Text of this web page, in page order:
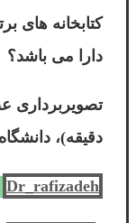
کتابخانه های
دارا می باشد؟
دقیقه)،
Dr_rafizadeh